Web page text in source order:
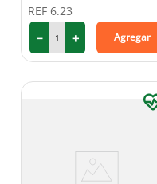
REF 6.23
＋
－ Agregar